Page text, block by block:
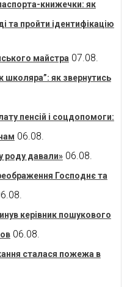
книжечки: як
та пройти ідентифікацію
майстра 07.08.
як звернутись
пенсій і соцдопомоги:
06.08.
роду давали» 06.08.
Господнє та
керівник пошукового
06.08.
сталася пожежа в